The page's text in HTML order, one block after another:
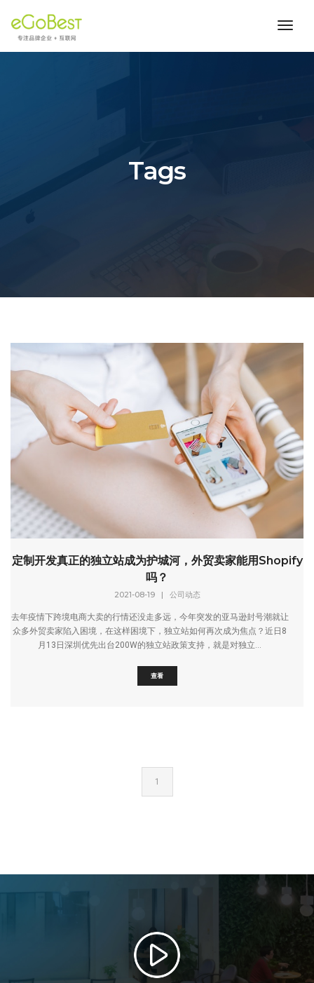
Tags
定制开发真正的独立站成为护城河，外贸卖家能用Shopify
吗？
2021-08-19| 公司动态
去年疫情下跨境电商大卖的行情还没走多远，今年突发的亚马逊封号潮就让
众多外贸卖家陷入困境，在这样困境下，独立站如何再次成为焦点？近日8
月13日深圳优先出台200W的独立站政策支持，就是对独立...
查看
1